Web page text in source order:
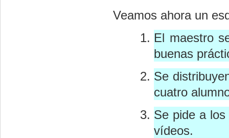
Veamos ahora un
El maestro
buenas
Se
cuatro
Se pide a
vídeos.